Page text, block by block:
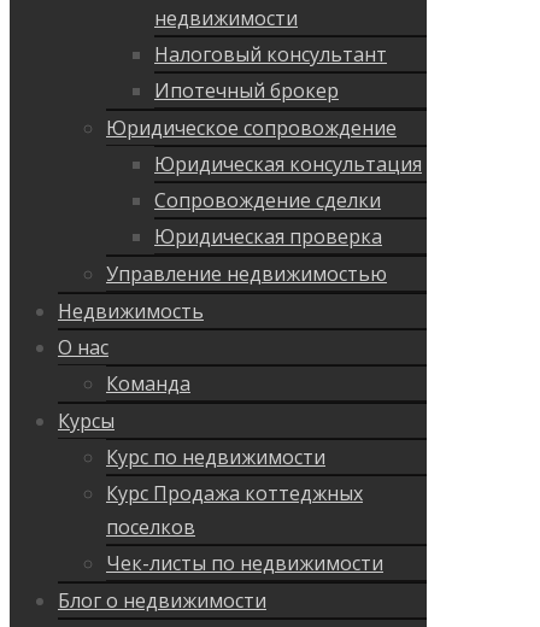
недвижимости
Налоговый консультант
Ипотечный брокер
Юридическое сопровождение
Юридическая консультация
Сопровождение сделки
Юридическая проверка
Управление недвижимостью
Недвижимость
О нас
Команда
Курсы
Курс по недвижимости
Курс Продажа коттеджных
поселков
Чек-листы по недвижимости
Блог о недвижимости